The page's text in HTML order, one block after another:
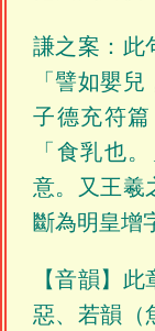
謙之案：此
「譬如嬰
子德充符
「食乳也
意。又王羲
斷為明皇增
【音韻】
惡、若韻（